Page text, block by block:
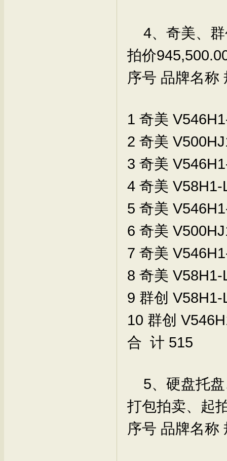
4、奇美、群
拍价
序号 品牌名称
1 奇美
2 奇美
3 奇美
4 奇美 V58H1-
5 奇美
6 奇美
7 奇美
8 奇美 V58H1-
9 群创 V58H1-
10 群创
合 计 515
5、硬盘托盘
打包拍卖、起
序号 品牌名称